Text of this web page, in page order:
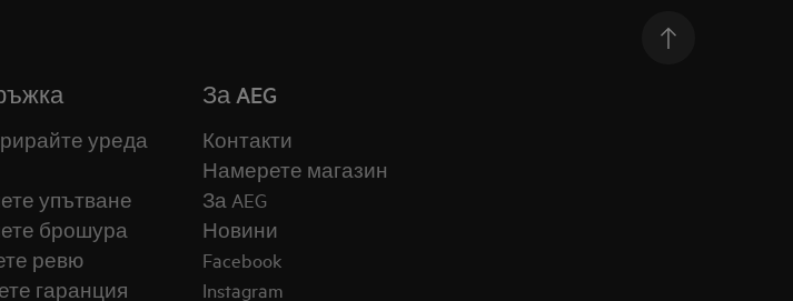
уреда
упътване
брошура
ревю
гаранция
За AEG
Контакти
Намерете магазин
За AEG
Новини
Facebook
Instagram